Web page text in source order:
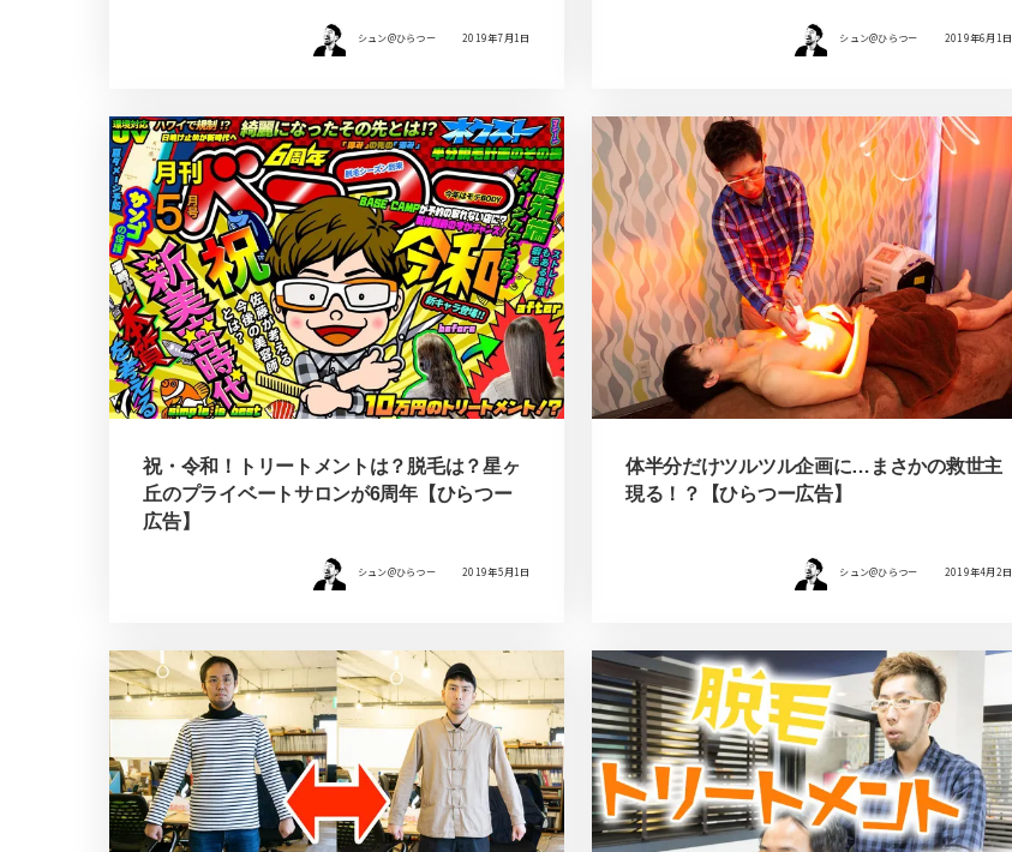
シュン@ひらつー 2019年7月1日 シュン@ひらつー 2019年6月1日
祝・令和！トリートメントは？脱毛は？星ヶ
丘のプライベートサロンが6周年【ひらつー
広告】
シュン@ひらつー 2019年5月1日
体半分だけツルツル企画に…まさかの救世主
現る！？【ひらつー広告】
シュン@ひらつー 2019年4月2日